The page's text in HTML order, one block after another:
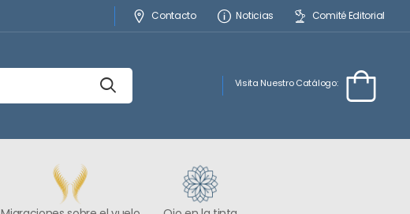
Contacto Noticias Comité Editorial
Visita Nuestro Catálogo: